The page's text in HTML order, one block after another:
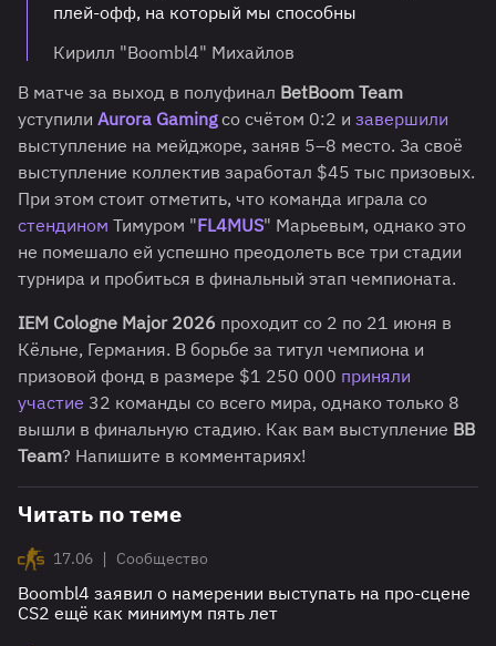
плей-офф, на который мы способны
Кирилл "Boombl4" Михайлов
В матче за выход в полуфинал BetBoom Team
уступили Aurora Gamingсо счётом 0:2 и завершили
выступление на мейджоре, заняв 5–8 место. За своё
выступление коллектив заработал $45 тыс призовых.
При этом стоит отметить, что команда играла со
стендином Тимуром "FL4MUS" Марьевым, однако это
не помешало ей успешно преодолеть все три стадии
турнира и пробиться в финальный этап чемпионата.
IEM Cologne Major 2026 проходит со 2 по 21 июня в
Кёльне, Германия. В борьбе за титул чемпиона и
призовой фонд в размере $1 250 000 приняли
участие 32 команды со всего мира, однако только 8
вышли в финальную стадию. Как вам выступление BB
Team? Напишите в комментариях!
Читать по теме
17.06 | Сообщество
Boombl4 заявил о намерении выступать на про-сцене
CS2 ещё как минимум пять лет